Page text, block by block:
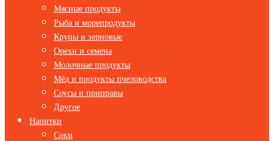
Мясные продукты
Рыба и морепродукты
Крупы и зерновые
Орехи и семена
Молочные продукты
Мёд и продукты пчеловодства
Соусы и приправы
Другое
Напитки
Соки